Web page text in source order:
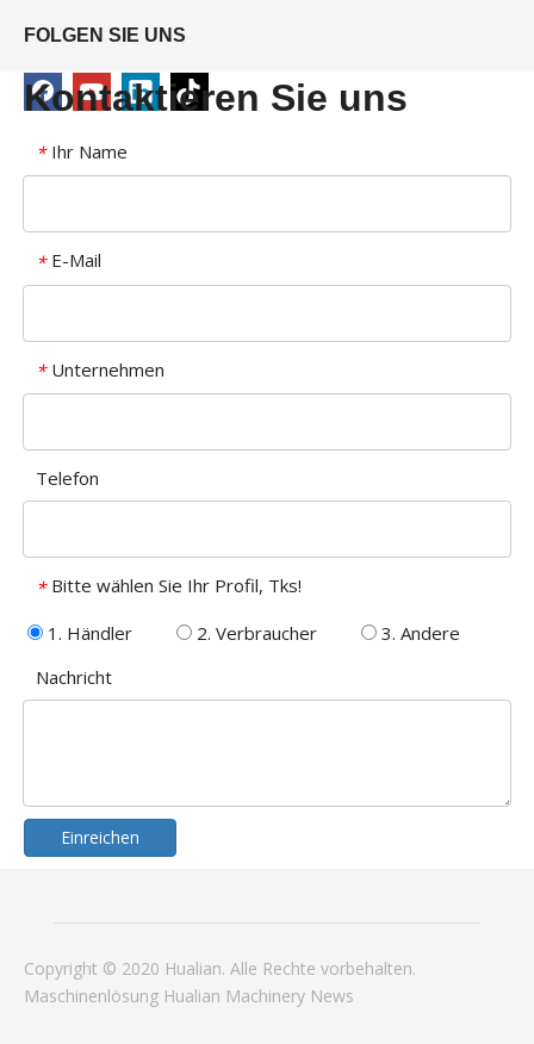
FOLGEN SIE UNS
Kontaktieren Sie uns
* Ihr Name
* E-Mail
* Unternehmen
Telefon
* Bitte wählen Sie Ihr Profil, Tks!
1. Händler
2. Verbraucher
3. Andere
Nachricht
Einreichen
Copyright © 2020 Hualian. Alle Rechte vorbehalten.
Maschinenlösung Hualian Machinery News